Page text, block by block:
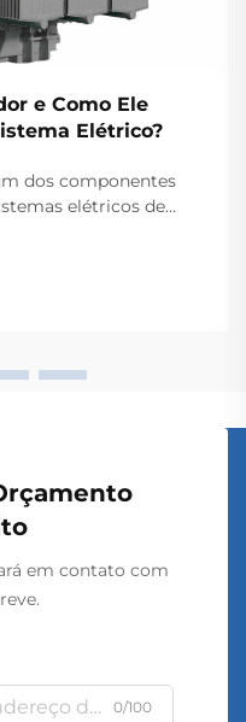
e Como Ele
Elétrico?
dos componentes
elétricos de
dispositivos
em contato com
0/100